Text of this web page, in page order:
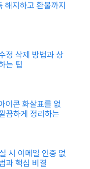
지하고 환불까지
정 삭제 방법과 상
는 팁
이콘 화살표를 없
끔하게 정리하는
시 이메일 인증 없
과 핵심 비결